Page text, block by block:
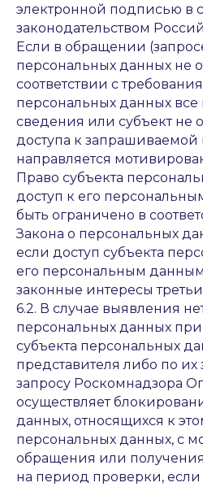
электронной подписью в
законодательством
Если в обращении
персональных данных не
соответствии с
персональных данных
сведения или субъект не
доступа к
направляется
Право субъекта
доступ к его
быть ограничено в
Закона о персональных
если доступ субъекта
его персональным
законные интересы
6.2. В случае выявления
персональных данных
субъекта персональных
представителя либо по их
запросу Роскомнадзора
осуществляет
данных, относящихся к
персональных данных, с
обращения или получения
на период проверки,